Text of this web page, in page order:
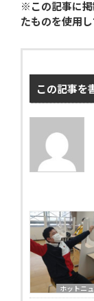
覧 学校見学&体
※この記事に
たものを使用し
この記事を
ホットニ